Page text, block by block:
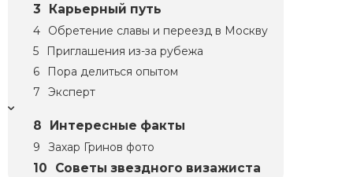
Карьерный путь
Обретение славы и переезд в Москву
Приглашения из-за рубежа
Пора делиться опытом
Эксперт
Интересные факты
Захар Гринов фото
Советы звездного визажиста